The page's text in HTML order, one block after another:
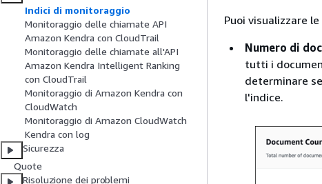
Indici di monitoraggio
Monitoraggio delle chiamate API
Amazon Kendra con CloudTrail
Monitoraggio delle chiamate all'API
Amazon Kendra Intelligent Ranking
con CloudTrail
Monitoraggio di Amazon Kendra con
CloudWatch
Monitoraggio di Amazon CloudWatch
Kendra con log
Sicurezza
Quote
Risoluzione dei problemi
Puoi visualizzare
Numero di
tutti i
determinare
l'indice.